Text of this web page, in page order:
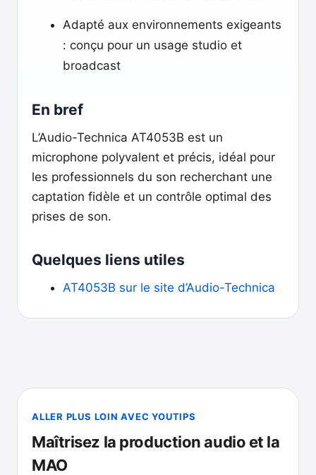
Adapté aux environnements exigeants
: conçu pour un usage studio et
broadcast
En bref
L’Audio-Technica AT4053B est un
microphone polyvalent et précis, idéal pour
les professionnels du son recherchant une
captation fidèle et un contrôle optimal des
prises de son.
Quelques liens utiles
AT4053B sur le site d’Audio-Technica
ALLER PLUS LOIN AVEC YOUTIPS
Maîtrisez la production audio et la
MAO